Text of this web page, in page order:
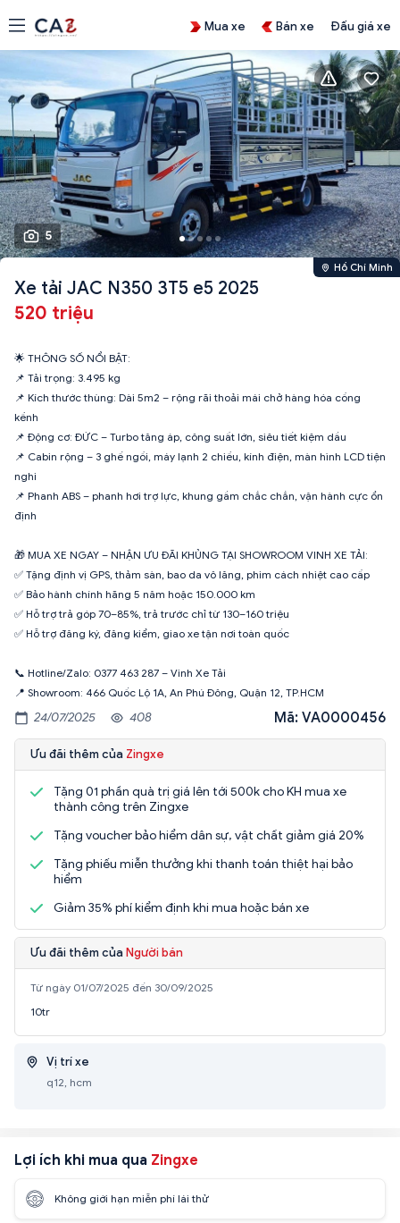
Mua xe Bán xe Đấu giá xe
5
Hồ Chí Minh
Xe tải JAC N350 3T5 e5 2025
520 triệu
🌟 THÔNG SỐ NỔI BẬT:
📌 Tải trọng: 3.495 kg
📌 Kích thước thùng: Dài 5m2 – rộng rãi thoải mái chở hàng hóa cồng
kềnh
📌 Động cơ: ĐỨC – Turbo tăng áp, công suất lớn, siêu tiết kiệm dầu
📌 Cabin rộng – 3 ghế ngồi, máy lạnh 2 chiều, kính điện, màn hình LCD tiện
nghi
📌 Phanh ABS – phanh hơi trợ lực, khung gầm chắc chắn, vận hành cực ổn
định
🎁 MUA XE NGAY – NHẬN ƯU ĐÃI KHỦNG TẠI SHOWROOM VINH XE TẢI:
✅ Tặng định vị GPS, thảm sàn, bao da vô lăng, phim cách nhiệt cao cấp
✅ Bảo hành chính hãng 5 năm hoặc 150.000 km
✅ Hỗ trợ trả góp 70–85%, trả trước chỉ từ 130–160 triệu
✅ Hỗ trợ đăng ký, đăng kiểm, giao xe tận nơi toàn quốc
📞 Hotline/Zalo: 0377 463 287 – Vinh Xe Tải
📍 Showroom: 466 Quốc Lộ 1A, An Phú Đông, Quận 12, TP.HCM
24/07/2025 408 Mã: VA0000456
Ưu đãi thêm của Zingxe
Tặng 01 phần quà trị giá lên tới 500k cho KH mua xe
thành công trên Zingxe
Tặng voucher bảo hiểm dân sự, vật chất giảm giá 20%
Tặng phiếu miễn thưởng khi thanh toán thiệt hại bảo
hiểm
Giảm 35% phí kiểm định khi mua hoặc bán xe
Ưu đãi thêm của Người bán
Từ ngày 01/07/2025 đến 30/09/2025
10tr
Vị trí xe
q12, hcm
Lợi ích khi mua qua Zingxe
Không giới hạn miễn phí lái thử